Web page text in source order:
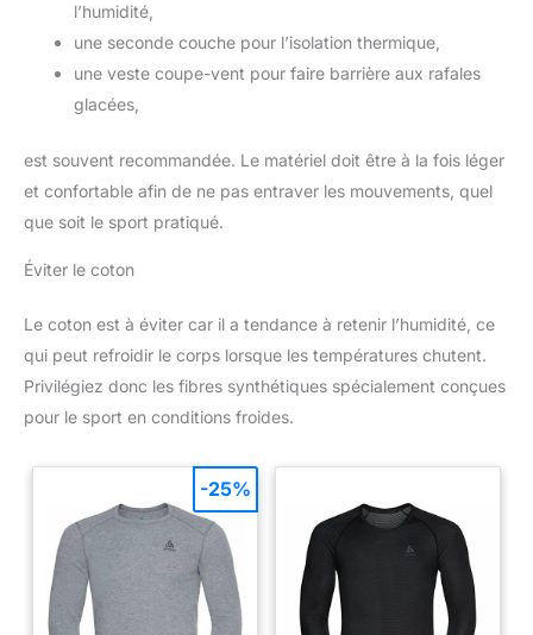
l’humidité,
une seconde couche pour l’isolation thermique,
une veste coupe-vent pour faire barrière aux rafales
glacées,
est souvent recommandée. Le matériel doit être à la fois léger
et confortable afin de ne pas entraver les mouvements, quel
que soit le sport pratiqué.
Éviter le coton
Le coton est à éviter car il a tendance à retenir l’humidité, ce
qui peut refroidir le corps lorsque les températures chutent.
Privilégiez donc les fibres synthétiques spécialement conçues
pour le sport en conditions froides.
-25%